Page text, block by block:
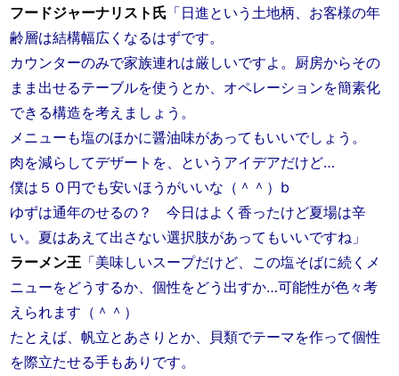
フードジャーナリスト氏 「日進という土地柄、お客様の年
齢層は結構幅広くなるはずです。
カウンターのみで家族連れは厳しいですよ。厨房からその
まま出せるテーブルを使うとか、オペレーションを簡素化
できる構造を考えましょう。
メニューも塩のほかに醤油味があってもいいでしょう。
肉を減らしてデザートを、というアイデアだけど…
僕は５０円でも安いほうがいいな（＾＾）b
ゆずは通年のせるの？ 今日はよく香ったけど夏場は辛
い。夏はあえて出さない選択肢があってもいいですね」
ラーメン王 「美味しいスープだけど、この塩そばに続くメ
ニューをどうするか、個性をどう出すか…可能性が色々考
えられます（＾＾）
たとえば、帆立とあさりとか、貝類でテーマを作って個性
を際立たせる手もありです。